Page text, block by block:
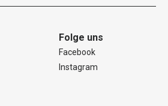
Folge uns
Facebook
Instagram